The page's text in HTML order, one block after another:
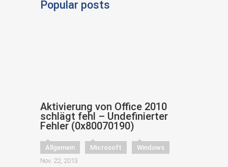
Popular posts
Aktivierung von Office 2010
schlägt fehl – Undefinierter
Fehler (0x80070190)
Allgemein Microsoft
Windows
Nov. 22, 2013